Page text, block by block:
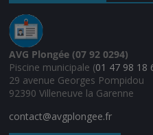
AVG Plongée (07 92 0294)
Piscine municipale (01 47 98 18
29 avenue Georges Pompidou
92390 Villeneuve la Garenne
contact@avgplongee.fr